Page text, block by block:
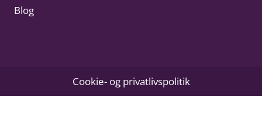
Blog
Cookie- og privatlivspolitik